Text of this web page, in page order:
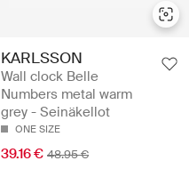
KARLSSON
Wall clock Belle
Numbers metal warm
grey - Seinäkellot
ONE SIZE
39.16 € 48.95 €